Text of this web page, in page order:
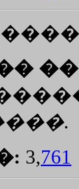
.
3,761